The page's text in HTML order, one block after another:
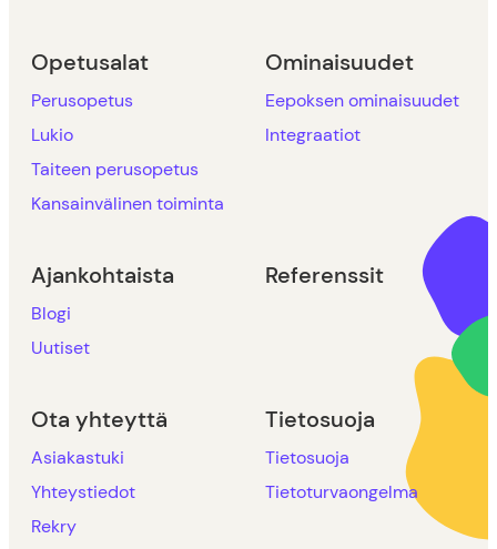
Opetusalat
Perusopetus
Lukio
Taiteen perusopetus
Kansainvälinen toiminta
Ominaisuudet
Eepoksen ominaisuudet
Integraatiot
Ajankohtaista
Blogi
Uutiset
Referenssit
Ota yhteyttä
Asiakastuki
Yhteystiedot
Rekry
Tietosuoja
Tietosuoja
Tietoturvaongelma